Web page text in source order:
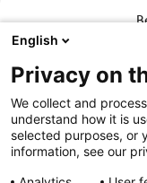
cookies om informatie
surfgedrag of unieke ID's
geeft of uw toestemming
bepaalde functies en
English
Privacy on
We collect and
understand how it is
selected purposes, or
information, see our